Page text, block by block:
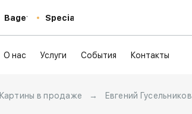
Baget Special
О нас Услуги События Контакты
Картины в продаже → Евгений Гусельников